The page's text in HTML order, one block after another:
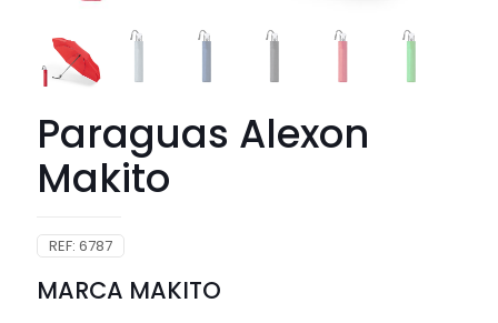
Paraguas Alexon
Makito
REF: 6787
MARCA MAKITO